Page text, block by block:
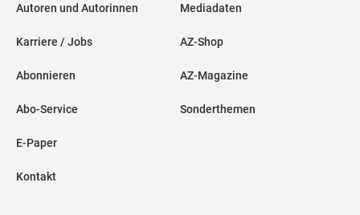
Autoren und Autorinnen
Karriere / Jobs
Abonnieren
Abo-Service
E-Paper
Kontakt
Mediadaten
AZ-Shop
AZ-Magazine
Sonderthemen